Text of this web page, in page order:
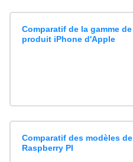
Comparatif de la gamme de
produit iPhone d'Apple
Comparatif des modèles de
Raspberry PI